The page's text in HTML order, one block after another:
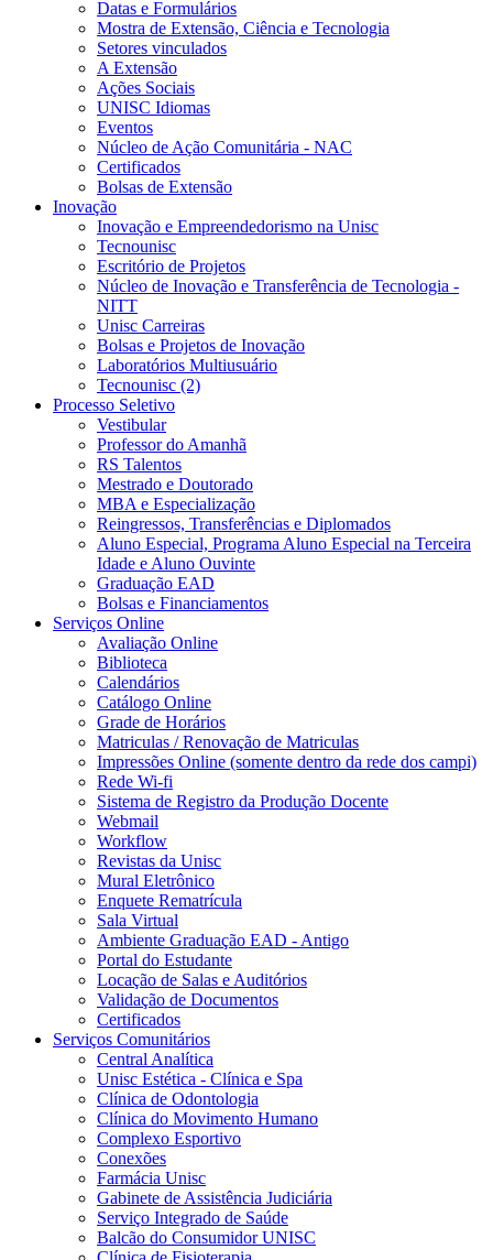
Datas e Formulários
Mostra de Extensão, Ciência e Tecnologia
Setores vinculados
A Extensão
Ações Sociais
UNISC Idiomas
Eventos
Núcleo de Ação Comunitária - NAC
Certificados
Bolsas de Extensão
Inovação
Inovação e Empreendedorismo na Unisc
Tecnounisc
Escritório de Projetos
Núcleo de Inovação e Transferência de Tecnologia -
NITT
Unisc Carreiras
Bolsas e Projetos de Inovação
Laboratórios Multiusuário
Tecnounisc (2)
Processo Seletivo
Vestibular
Professor do Amanhã
RS Talentos
Mestrado e Doutorado
MBA e Especialização
Reingressos, Transferências e Diplomados
Aluno Especial, Programa Aluno Especial na Terceira
Idade e Aluno Ouvinte
Graduação EAD
Bolsas e Financiamentos
Serviços Online
Avaliação Online
Biblioteca
Calendários
Catálogo Online
Grade de Horários
Matriculas / Renovação de Matriculas
Impressões Online (somente dentro da rede dos campi)
Rede Wi-fi
Sistema de Registro da Produção Docente
Webmail
Workflow
Revistas da Unisc
Mural Eletrônico
Enquete Rematrícula
Sala Virtual
Ambiente Graduação EAD - Antigo
Portal do Estudante
Locação de Salas e Auditórios
Validação de Documentos
Certificados
Serviços Comunitários
Central Analítica
Unisc Estética - Clínica e Spa
Clínica de Odontologia
Clínica do Movimento Humano
Complexo Esportivo
Conexões
Farmácia Unisc
Gabinete de Assistência Judiciária
Serviço Integrado de Saúde
Balcão do Consumidor UNISC